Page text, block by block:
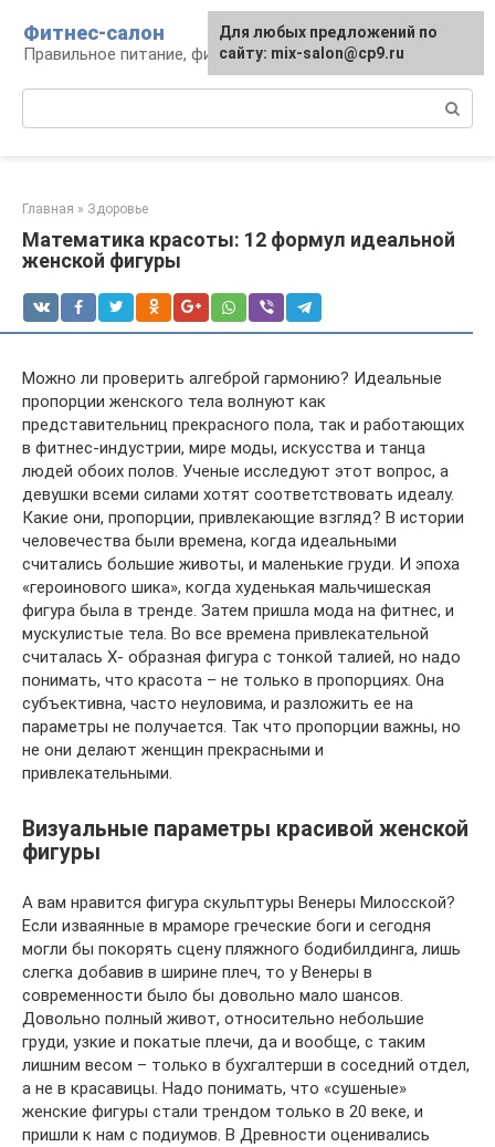
контенту
Фитнес-салон
Правильное питание, фитнес, образ жизни
Главная » Здоровье
Математика красоты: 12 формул идеальной
женской фигуры
Можно ли проверить алгеброй гармонию? Идеальные
пропорции женского тела волнуют как
представительниц прекрасного пола, так и работающих
в фитнес-индустрии, мире моды, искусства и танца
людей обоих полов. Ученые исследуют этот вопрос, а
девушки всеми силами хотят соответствовать идеалу.
Какие они, пропорции, привлекающие взгляд? В истории
человечества были времена, когда идеальными
считались большие животы, и маленькие груди. И эпоха
«героинового шика», когда худенькая мальчишеская
фигура была в тренде. Затем пришла мода на фитнес, и
мускулистые тела. Во все времена привлекательной
считалась X- образная фигура с тонкой талией, но надо
понимать, что красота – не только в пропорциях. Она
субъективна, часто неуловима, и разложить ее на
параметры не получается. Так что пропорции важны, но
не они делают женщин прекрасными и
привлекательными.
Визуальные параметры красивой женской
фигуры
А вам нравится фигура скульптуры Венеры Милосской?
Если изваянные в мраморе греческие боги и сегодня
могли бы покорять сцену пляжного бодибилдинга, лишь
слегка добавив в ширине плеч, то у Венеры в
современности было бы довольно мало шансов.
Довольно полный живот, относительно небольшие
груди, узкие и покатые плечи, да и вообще, с таким
лишним весом – только в бухгалтерши в соседний отдел,
а не в красавицы. Надо понимать, что «сушеные»
женские фигуры стали трендом только в 20 веке, и
пришли к нам с подиумов. В Древности оценивались
Для любых предложений по
сайту: mix-salon@cp9.ru